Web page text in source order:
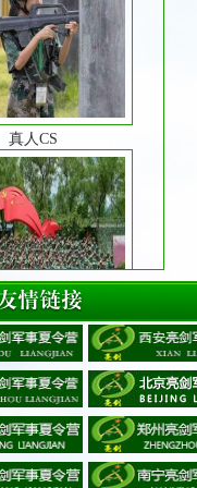
真人CS
大合照
夏日解暑